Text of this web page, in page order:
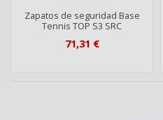
Zapatos de seguridad Base
Tennis TOP S3 SRC
71,31 €